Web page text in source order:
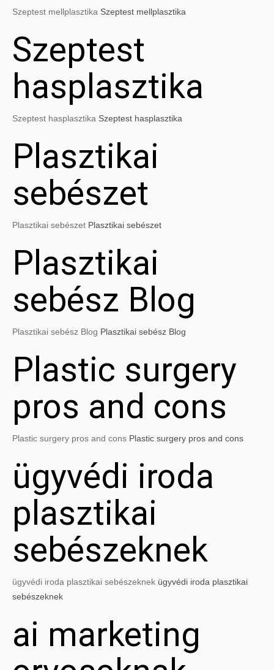
Szeptest mellplasztika Szeptest mellplasztika
Szeptest
hasplasztika
Szeptest hasplasztika Szeptest hasplasztika
Plasztikai
sebészet
Plasztikai sebészet Plasztikai sebészet
Plasztikai
sebész Blog
Plasztikai sebész Blog Plasztikai sebész Blog
Plastic surgery
pros and cons
Plastic surgery pros and cons Plastic surgery pros and cons
ügyvédi iroda
plasztikai
sebészeknek
ügyvédi iroda plasztikai sebészeknek ügyvédi iroda plasztikai
sebészeknek
ai marketing